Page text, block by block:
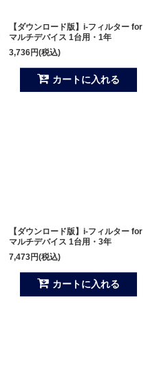
【ダウンロード版】i-フィルター for
マルチデバイス 1台用・1年
3,736円(税込)
カートに入れる
【ダウンロード版】i-フィルター for
マルチデバイス 1台用・3年
7,473円(税込)
カートに入れる